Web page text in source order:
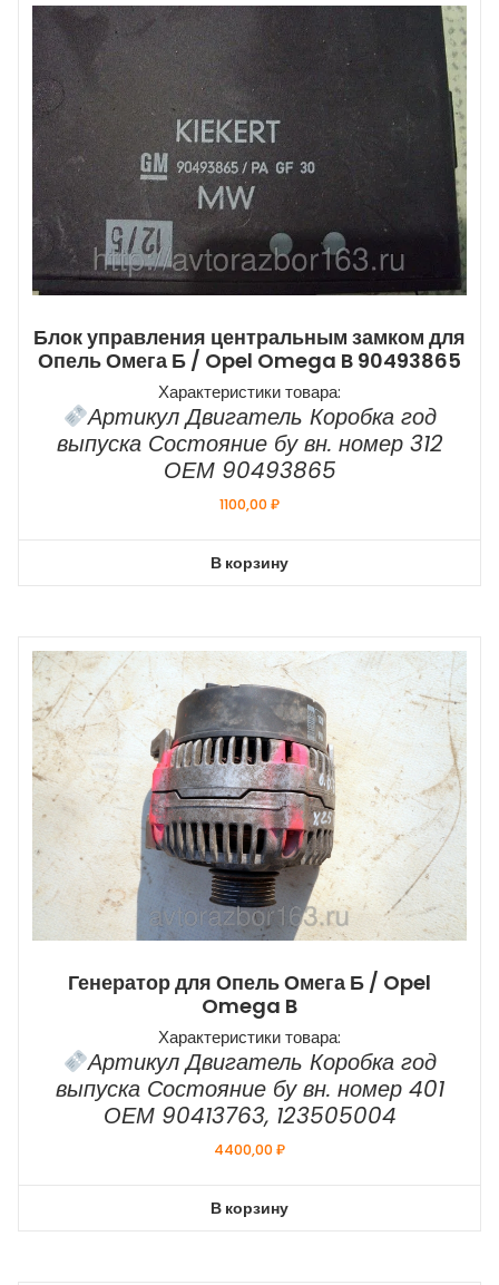
Блок управления центральным замком для
Опель Омега Б / Opel Omega B 90493865
Характеристики товара:
Артикул Двигатель Коробка год
выпуска Состояние бу вн. номер 312
ОЕМ 90493865
1100,00₽
В корзину
Генератор для Опель Омега Б / Opel
Omega B
Характеристики товара:
Артикул Двигатель Коробка год
выпуска Состояние бу вн. номер 401
ОЕМ 90413763, 123505004
4400,00₽
В корзину